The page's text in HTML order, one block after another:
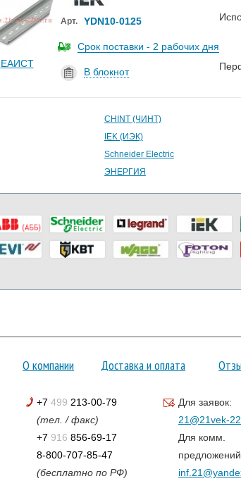
ЕАИСТ
Арт. YDN10-0125
Срок поставки - 2 рабочих дня
В блокнот
CHINT (ЧИНТ)
IEK (ИЭК)
Schneider Electric
ЭНЕРГИЯ
О компании Доставка и оплата
+7 499 213-00-79
(тел. / факс)
+7 916 856-69-17
8-800-707-85-47
(бесплатно по РФ)
Для заявок:
21@21vek-
Для комм.